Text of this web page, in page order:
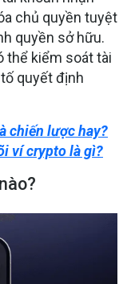
chủ quyền tuyệt
quyền sở hữu.
thể kiểm soát tài
quyết định
chiến lược hay?
ví crypto là gì?